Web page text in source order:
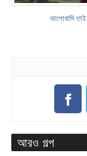
ভালোবাসি তাই
আরও গল্প